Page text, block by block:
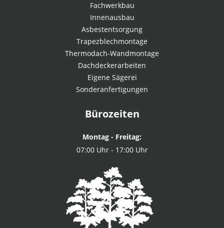
Fachwerkbau
Innenausbau
Asbestentsorgung
Trapezblechmontage
Thermodach-Wandmontage
Dachdeckerarbeiten
Eigene Sägerei
Sonderanfertigungen
Bürozeiten
Montag - Freitag:
07:00 Uhr - 17:00 Uhr